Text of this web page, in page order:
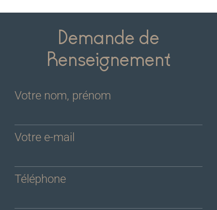
Demande de
Renseignement
Votre nom, prénom
Votre e-mail
Téléphone